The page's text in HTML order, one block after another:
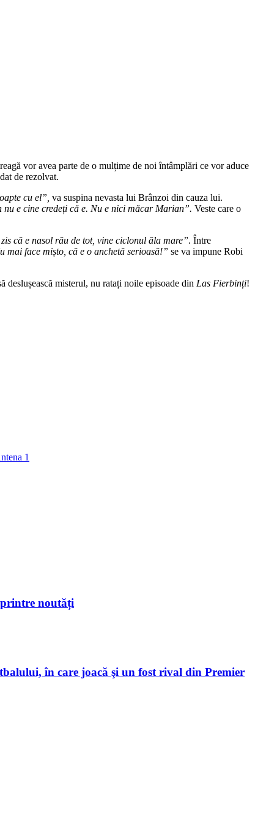
vor avea parte de o mulțime de noi întâmplări ce vor aduce
de rezolvat.
cu el”, va suspina nevasta lui Brânzoi din cauza lui.
nu e cine credeți că e. Nu e nici măcar Marian”. Veste care o
că e nasol rău de tot, vine ciclonul ăla mare”. Între
mai face mișto, că e o anchetă serioasă!” se va impune Robi
deslușească misterul, nu ratați noile episoade din Las Fierbinți!
1
noutăți
în care joacă şi un fost rival din Premier